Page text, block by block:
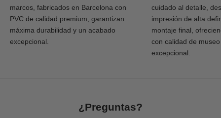
marcos, fabricados en Barcelona con
PVC de calidad premium, garantizan
máxima durabilidad y un acabado
excepcional.
cuidado al detalle,
impresión de alta
montaje final,
con calidad de
excepcional.
¿Preguntas?